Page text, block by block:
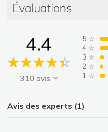
Évaluations
4.4
310 avis
5 ☆
4 ☆
3 ☆
2 ☆
1 ☆
Avis des experts (1)